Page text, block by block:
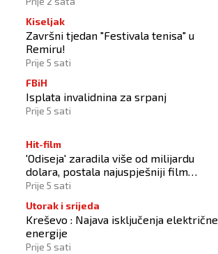
Kiseljak
Završni tjedan "Festivala tenisa" u
Remiru!
Prije 5 sati
FBiH
Isplata invalidnina za srpanj
Prije 5 sati
Hit-film
'Odiseja' zaradila više od milijardu
dolara, postala najuspješniji film
Christophera Nolana
Prije 5 sati
Utorak i srijeda
Kreševo : Najava isključenja električne
energije
Prije 5 sati